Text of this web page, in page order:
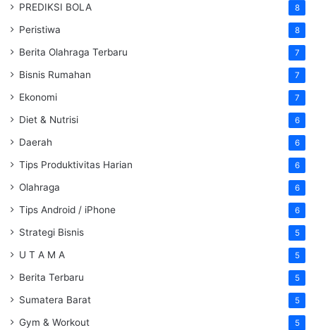
PREDIKSI BOLA 8
Peristiwa 8
Berita Olahraga Terbaru 7
Bisnis Rumahan 7
Ekonomi 7
Diet & Nutrisi 6
Daerah 6
Tips Produktivitas Harian 6
Olahraga 6
Tips Android / iPhone 6
Strategi Bisnis 5
U T A M A 5
Berita Terbaru 5
Sumatera Barat 5
Gym & Workout 5